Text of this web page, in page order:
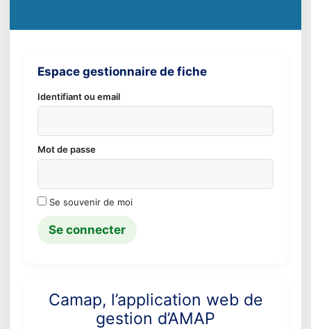
Espace gestionnaire de fiche
Identifiant ou email
Mot de passe
Se souvenir de moi
Camap, l’application web de
gestion d’AMAP